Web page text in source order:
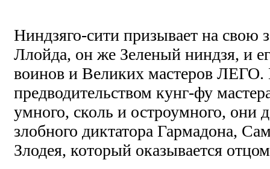
Ниндзяго-сити призывает на свою
Ллойда, он же Зеленый ниндзя, и
воинов и Великих мастеров ЛЕГО.
предводительством кунг-фу
умного, сколь и остроумного, они
злобного диктатора Гармадона,
Злодея, который оказывается